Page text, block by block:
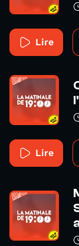
Lire
Lire